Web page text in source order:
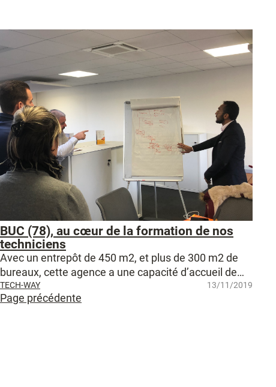
BUC (78), au cœur de la formation de nos
techniciens
Avec un entrepôt de 450 m2, et plus de 300 m2 de
bureaux, cette agence a une capacité d’accueil de…
TECH-WAY 13/11/2019
Page précédente